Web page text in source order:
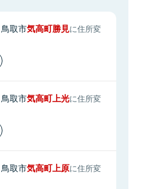
鳥取市気高町勝見に住所変
鳥取市気高町上光に住所変
鳥取市気高町上原に住所変